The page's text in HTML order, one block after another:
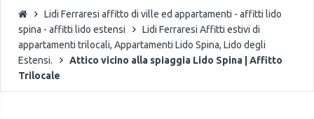
Lidi Ferraresi affitto di ville ed appartamenti - affitti lido
spina - affitti lido estensi
Lidi Ferraresi Affitti estivi di
appartamenti trilocali, Appartamenti Lido Spina, Lido degli
Estensi.
Attico vicino alla spiaggia Lido Spina | Affitto
Trilocale